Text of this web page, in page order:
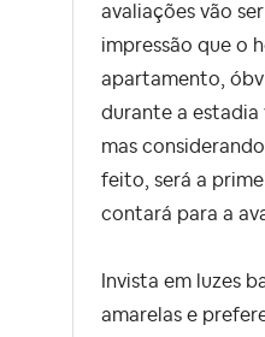
avaliações vão
impressão que o
apartamento,
durante a estadia
mas
feito, será a
contará para a
Invista em luzes
amarelas e